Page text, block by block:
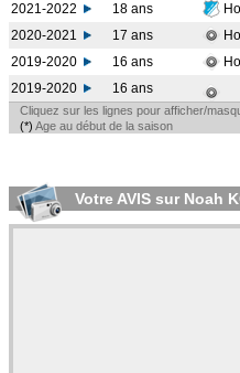
2021-2022 18 ans
2020-2021
17 ans
2019-2020
16 ans
2019-2020
16 ans
Cliquez sur les lignes pour afficher/
(*) Age au début de la saison
Votre AVIS sur Noah